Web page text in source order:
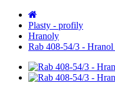
Plasty - profily
Hranoly
Rab 408-54/3 -